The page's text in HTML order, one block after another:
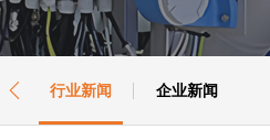
行业新闻 企业新闻
